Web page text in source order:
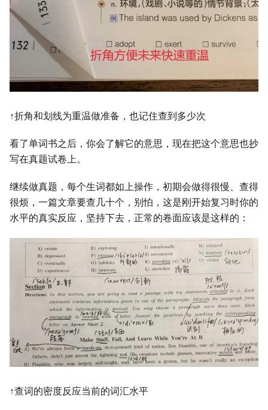
↑折角和划线为重温做准备，也记住查到多少次
看了单词书之后，你会了解它的意思，现在把这个意思也抄
写在真题试卷上。
继续做真题，每个生词都如上操作，初期会做得很慢、查得
很烦，一篇文章要查几十个，别怕，这是刚开始复习时你的
水平的真实反应，坚持下去，正常的卷面应该是这样的：
↑查词的密度反应当前的词汇水平